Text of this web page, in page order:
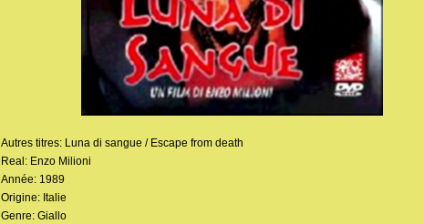
Autres titres: Luna di sangue / Escape from death
Real: Enzo Milioni
Année: 1989
Origine: Italie
Genre: Giallo